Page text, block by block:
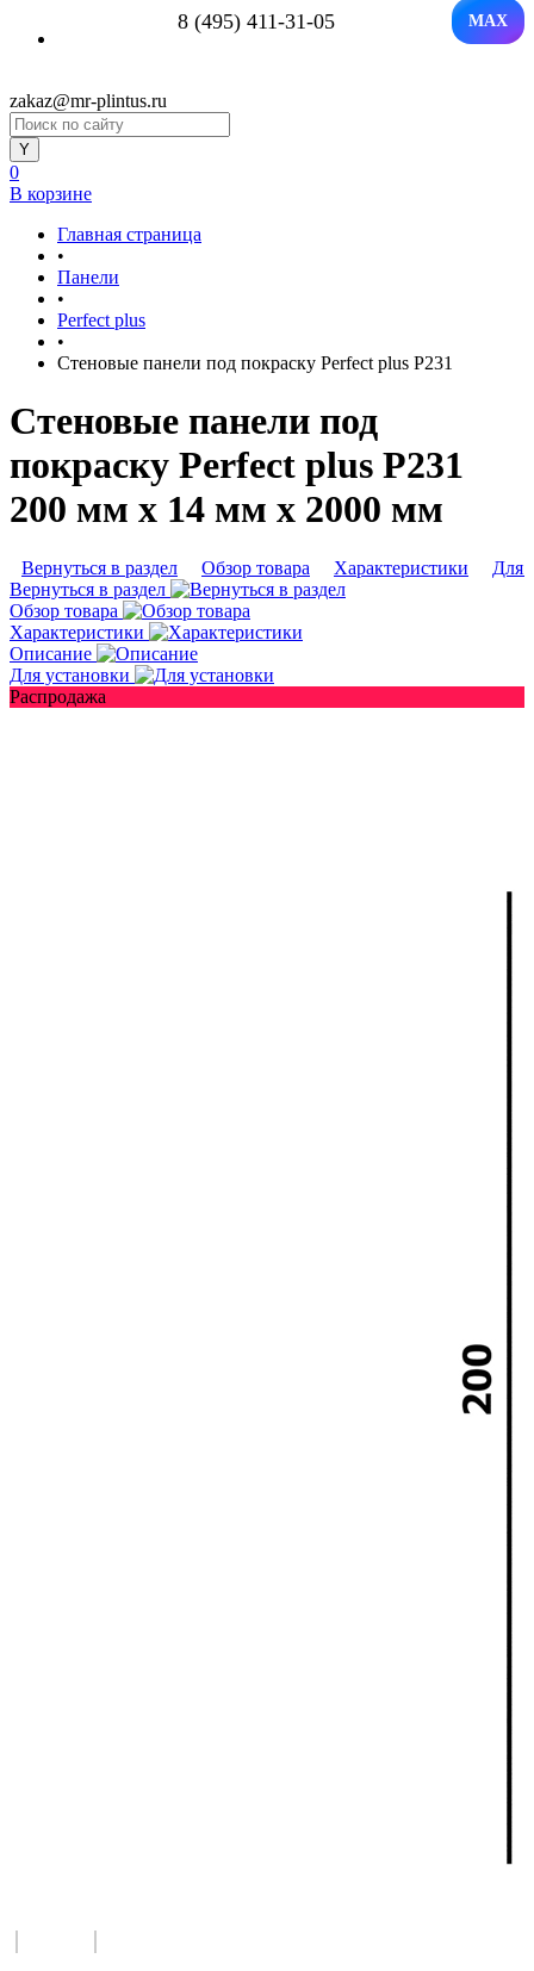
8 (495) 411-31-05 MAX
zakaz@mr-plintus.ru
0
В корзине
Главная страница
•
Панели
•
Perfect plus
•
Стеновые панели под покраску Perfect plus P231
Стеновые панели под
покраску Perfect plus P231
200 мм х 14 мм х 2000 мм
Вернуться в раздел Обзор товара Характеристики
Для
Вернуться в раздел
Обзор товара
Характеристики
Описание
Для установки
Распродажа